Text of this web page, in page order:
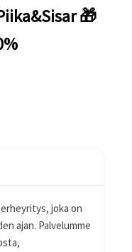
🎁
joka on
ajan. Palvelumme